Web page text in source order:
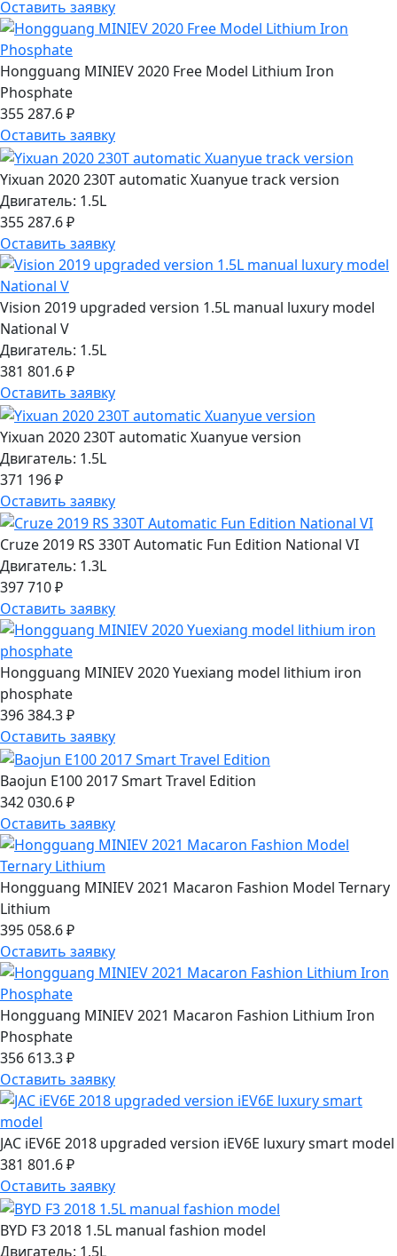
Оставить заявку
Hongguang MINIEV 2020 Free Model Lithium Iron
Phosphate
355 287.6 ₽
Оставить заявку
Yixuan 2020 230T automatic Xuanyue track version
Двигатель: 1.5L
355 287.6 ₽
Оставить заявку
Vision 2019 upgraded version 1.5L manual luxury model
National V
Двигатель: 1.5L
381 801.6 ₽
Оставить заявку
Yixuan 2020 230T automatic Xuanyue version
Двигатель: 1.5L
371 196 ₽
Оставить заявку
Cruze 2019 RS 330T Automatic Fun Edition National VI
Двигатель: 1.3L
397 710 ₽
Оставить заявку
Hongguang MINIEV 2020 Yuexiang model lithium iron
phosphate
396 384.3 ₽
Оставить заявку
Baojun E100 2017 Smart Travel Edition
342 030.6 ₽
Оставить заявку
Hongguang MINIEV 2021 Macaron Fashion Model Ternary
Lithium
395 058.6 ₽
Оставить заявку
Hongguang MINIEV 2021 Macaron Fashion Lithium Iron
Phosphate
356 613.3 ₽
Оставить заявку
JAC iEV6E 2018 upgraded version iEV6E luxury smart model
381 801.6 ₽
Оставить заявку
BYD F3 2018 1.5L manual fashion model
Двигатель: 1.5L